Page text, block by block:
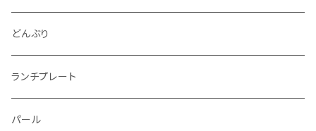
仕切り皿
小サイズ
マグカップ（大）
マグカップ（小）
湯のみ
どんぶり
ランチプレート
パール